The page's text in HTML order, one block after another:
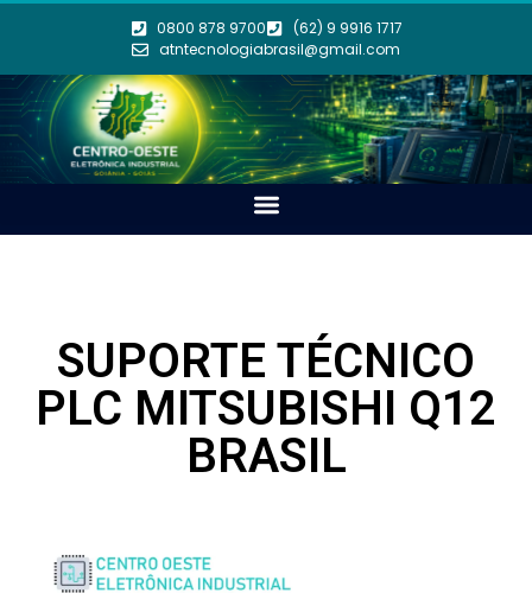
0800 878 9700
(62) 9 9916 1717
atntecnologiabrasil@gmail.com
SUPORTE TÉCNICO
PLC MITSUBISHI Q12
BRASIL